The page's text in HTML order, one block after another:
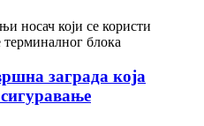
заграда која